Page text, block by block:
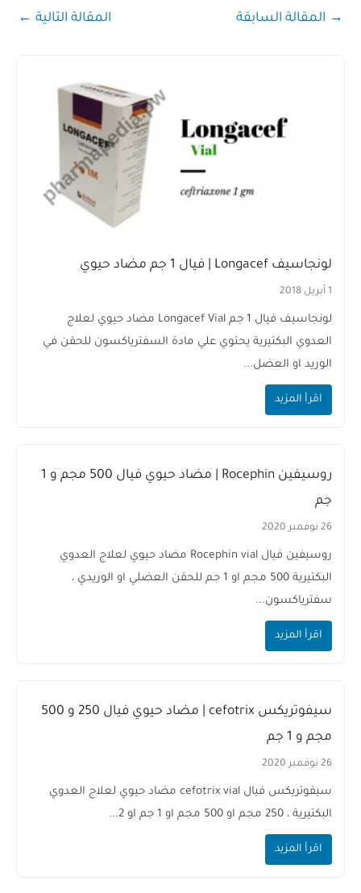
→ المقالة السابقة المقالة التالية ←
لونجاسيف Longacef | فيال 1 جم مضاد حيوي
1 أبريل 2018
لونجاسيف فيال 1 جم Longacef Vial مضاد حيوي لعلاج
العدوي البكتيرية يحتوي علي مادة السفترياكسون للحقن في
الوريد او العضل...
اقرأ المزيد
روسيفين Rocephin | مضاد حيوي فيال 500 مجم و 1
جم
26 نوفمبر 2020
روسيفين فيال Rocephin vial مضاد حيوي لعلاج العدوي
البكتيرية 500 مجم او 1 جم للحقن العضلي او الوريدي ،
سفترياكسون...
اقرأ المزيد
سيفوتريكس cefotrix | مضاد حيوي فيال 250 و 500
مجم و 1 جم
26 نوفمبر 2020
سيفوتريكس فيال cefotrix vial مضاد حيوي لعلاج العدوي
البكتيرية ، 250 مجم او 500 مجم او 1 جم او 2...
اقرأ المزيد